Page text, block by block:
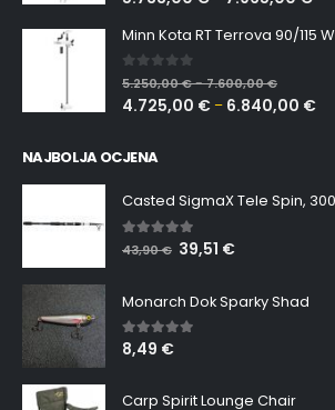
Minn Kota RT Terrova 90/115
0 out of 5
5.250,00€–7.600,00€
4.725,00 € – 6.840,00 €
NAJBOLJA OCJENA
Casted SigmaX Tele Spin,
5.00 out of 5
43,90€ 39,51 €
Monarch Dok Sparky Shad
5.00 out of 5
8,49 €
Carp Spirit Lounge Chair